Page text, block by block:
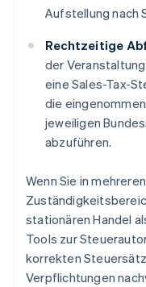
Aufstellung nach
Rechtzeitige
der
eine Sales-Tax-
die
jeweiligen
abzuführen.
Wenn Sie in
stationären Handel
Tools zur
korrekten
Verpflichtungen